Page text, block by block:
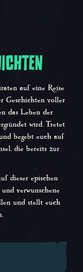
auf eine Reise
Geschichten voller
das Leben der
wird. Tretet
begebt euch auf
die bereits zur
dieser epischen
verwunschene
und stellt euch